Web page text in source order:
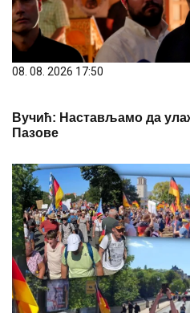
08. 08. 2026 17:50
Вучић: Настављамо да
Пазове